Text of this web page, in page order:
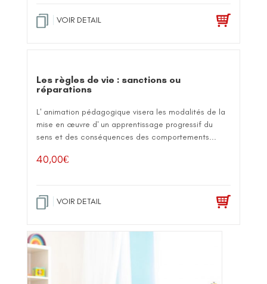
VOIR DETAIL
Les règles de vie : sanctions ou
réparations
L' animation pédagogique visera les modalités de la
mise en œuvre d' un apprentissage progressif du
sens et des conséquences des comportements...
40,00€
VOIR DETAIL